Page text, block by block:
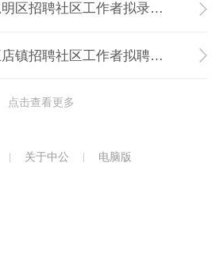
区招聘社区工作者拟录用人员公
镇招聘社区工作者拟聘用人员公示
点击查看更多
关于中公 电脑版